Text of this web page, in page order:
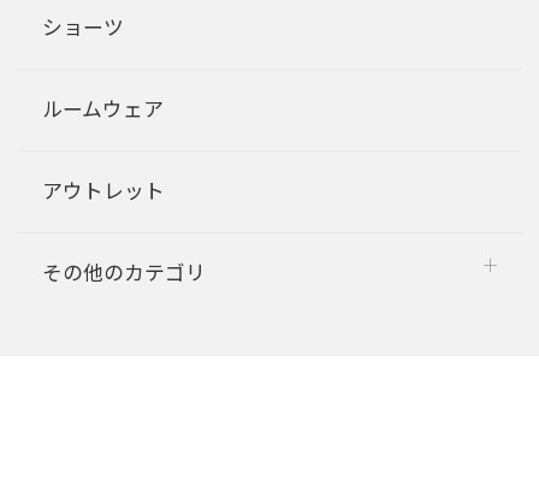
ショーツ
ルームウェア
アウトレット
その他のカテゴリ